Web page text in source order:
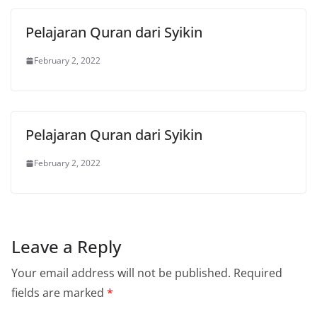
Pelajaran Quran dari Syikin
February 2, 2022
Pelajaran Quran dari Syikin
February 2, 2022
Leave a Reply
Your email address will not be published. Required
fields are marked *